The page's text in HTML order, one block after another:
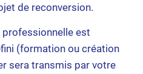
de reconversion.
professionnelle est
(formation ou création
sera transmis par votre